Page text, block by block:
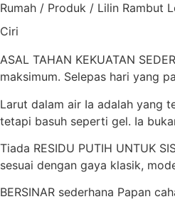
Rumah / Produk / Lilin Rambut
Ciri
ASAL TAHAN KEKUATAN
maksimum. Selepas hari yang
Larut dalam air Ia adalah yang
tetapi basuh seperti gel. Ia
Tiada RESIDU PUTIH UNTUK
sesuai dengan gaya klasik,
BERSINAR sederhana Papan